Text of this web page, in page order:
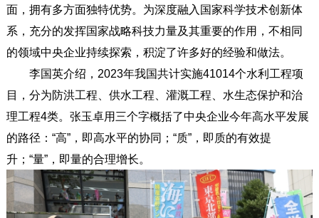
面，拥有多方面独特优势。为深度融入国家科学技术创新体
系，充分的发挥国家战略科技力量及其重要的作用，不相同
的领域中央企业持续探索，积淀了许多好的经验和做法。
李国英介绍，2023年我国共计实施41014个水利工程项
目，分为防洪工程、供水工程、灌溉工程、水生态保护和治
理工程4类。张玉卓用三个字概括了中央企业今年高水平发展
的路径：“高”，即高水平的协同；“质”，即质的有效提
升；“量”，即量的合理增长。